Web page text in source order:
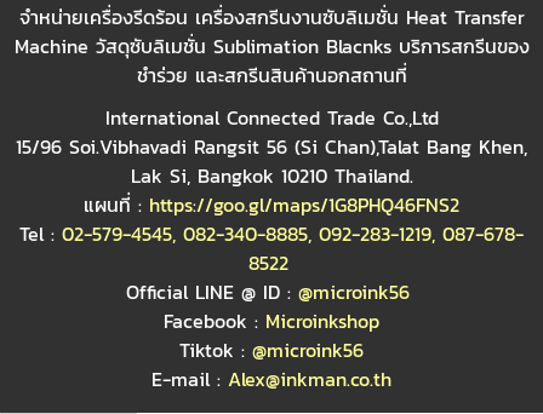
จำหน่ายเครื่องรีดร้อน เครื่องสกรีนงานซับลิเมชั่น Heat Transfer
Machine วัสดุซับลิเมชั่น Sublimation Blacnks บริการสกรีนของ
ชำร่วย และสกรีนสินค้านอกสถานที่
International Connected Trade Co.,Ltd
15/96 Soi.Vibhavadi Rangsit 56 (Si Chan),Talat Bang Khen,
Lak Si, Bangkok 10210 Thailand.
แผนที่ : https://goo.gl/maps/1G8PHQ46FNS2
Tel : 02-579-4545, 082-340-8885, 092-283-1219, 087-678-
8522
Official LINE @ ID : @microink56
Facebook : Microinkshop
Tiktok : @microink56
E-mail : Alex@inkman.co.th